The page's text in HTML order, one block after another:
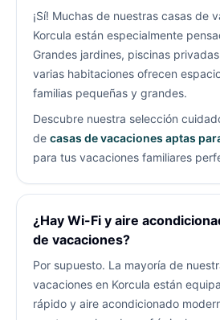
¡Sí! Muchas de nuestras casas de
Korcula están especialmente
Grandes jardines, piscinas
varias habitaciones ofrecen
familias pequeñas y grandes.
Descubre nuestra selección
de casas de vacaciones aptas
para tus vacaciones familiares
¿Hay Wi-Fi y aire
de vacaciones?
Por supuesto. La mayoría de
vacaciones en Korcula están
rápido y aire acondicionado